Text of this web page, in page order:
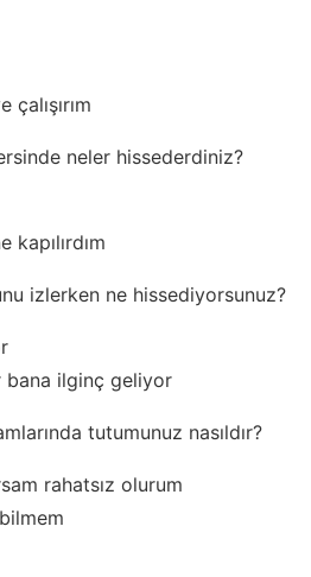
neler hissederdiniz?
kapılırdım
izlerken ne hissediyorsunuz?
ilginç geliyor
tutumunuz nasıldır?
rahatsız olurum